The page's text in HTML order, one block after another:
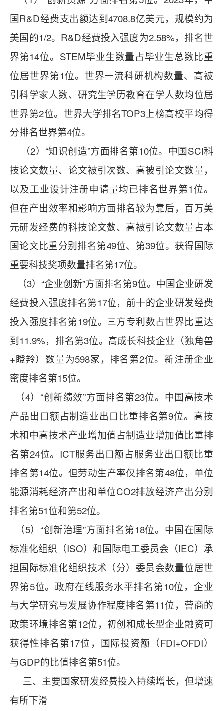
国R&D经费支出额达到4708.8亿美元，规模约为
美国的1/2。R&D经费投入强度为2.58%，排名世
界第14位。STEM毕业生数量占毕业生总数比重
位居世界第1位。世界一流科研机构数量、高被
引科学家人数、研究生学历教育在学人数均位居
世界第2位。世界大学排名TOP3上榜高校平均得
分排名世界第4位。
（2）“知识创造”方面排名第10位。中国SCI科
技论文数量、论文被引次数、高被引论文数量，
以及工业设计注册申请量均已排名世界第1位。
但在产出效率和影响方面排名较为靠后，百万美
元研发经费的科技论文数、高被引论文数量占本
国论文比重分别排名第49位、第39位。获得国际
重要科技奖项数量排名第17位。
（3）“企业创新”方面排名第9位。中国企业研发
经费投入强度排名第17位，前十的企业研发经费
投入强度排名第19位。三方专利数占世界比重达
到11.9%，排名第3位。高成长科技企业（独角兽
+瞪羚）数量为598家，排名第2位。新注册企业
密度排名第15位。
（4）“创新绩效”方面排名第23位。中国高技术
产品出口额占制造业出口比重排名第9位。高技
术和中高技术产业增加值占制造业增加值比重排
名第24位。ICT服务出口额占服务业出口额比重
排名第14位。但劳动生产率仅排名第48位，单位
能源消耗经济产出和单位CO2排放经济产出分别
排名第51位和第52位。
（5）“创新治理”方面排名第18位。中国在国际
标准化组织（ISO）和国际电工委员会（IEC）承
担国际标准化组织技术（分）委员会数量位居世
界第5位。政府在线服务水平排名第10位，企业
与大学研究与发展协作程度排名第11位，营商的
政策环境排名第12位，初创和成长型企业融资可
获得性排名第17位，国际投资额（FDI+OFDI）
与GDP的比值排名第51位。
三、主要国家研发经费投入持续增长，但增速
有所下滑